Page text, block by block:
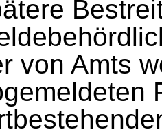
von Amts